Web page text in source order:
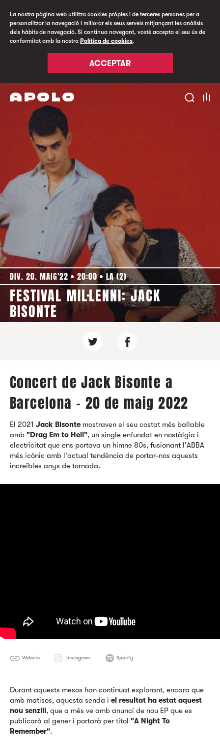
La nostra pàgina web utilitza cookies pròpies i de terceres persones per a
personalitzar la navegació i millorar els seus serveis mitjançant les anàlisis
dels hàbits de navegació. Si continua navegant, vostè accepta el seu ús de
conformitat amb la nostra Política de cookies.
ACCEPTAR
DIV. 20. MAIG'22 20:00 LA (2)
FESTIVAL MIL·LENNI: JACK
BISONTE
Concert de Jack Bisonte a
Barcelona - 20 de maig 2022
El 2021 Jack Bisonte mostraven el seu costat més ballable
amb "Drag Em to Hell", un single enfundat en nostàlgia i
electricitat que ens portava un himne 80s, fusionant l'ABBA
més icònic amb l'actual tendència de portar-nos aquests
increïbles anys de tornada.
Website Instagram Spotify
Durant aquests mesos han continuat explorant, encara que
amb matisos, aquesta senda i el resultat ha estat aquest
nou senzill, que a més ve amb anunci de nou EP que es
publicarà al gener i portarà per títol "A Night To
Remember".